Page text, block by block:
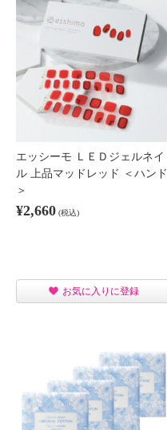
エッシーモ ＬＥＤジェルネイ
ル 上品マッドレッド ＜ハンド
＞
¥2,660 (税込)
お気に入りに登録